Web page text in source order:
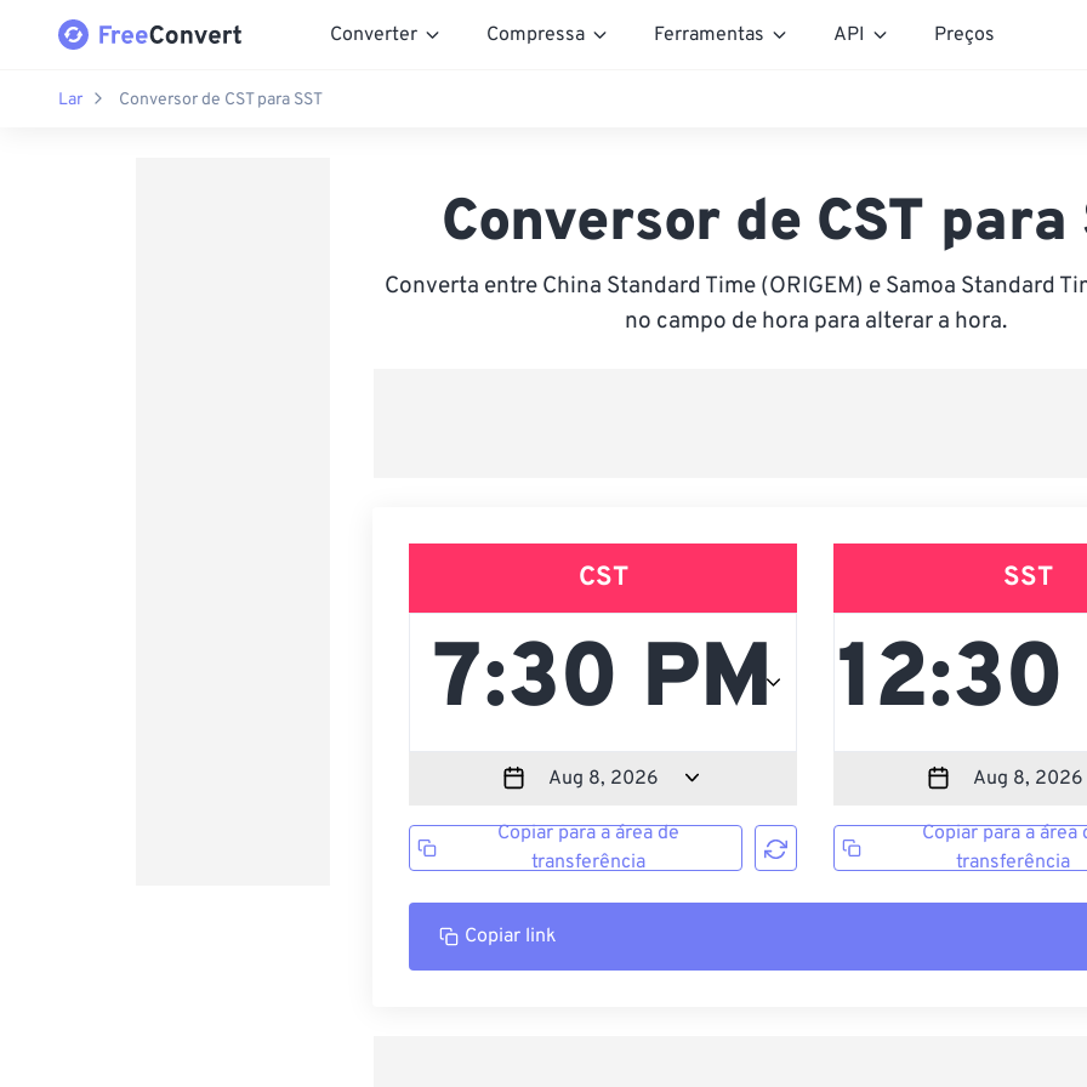
Converter Compressa Ferramentas API Preços
Lar Conversor de CST para SST
Conversor de CST para
Converta entre China Standard Time (ORIGEM) e Samoa Standard
no campo de hora para alterar a hora.
CST
Copiar para a área de
transferência
SST
Copiar para a área
transferência
Copiar link